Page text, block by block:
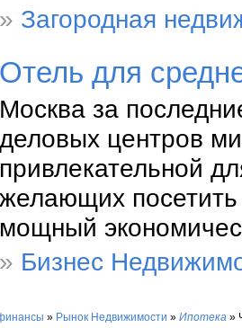
» Загородная
Отель для
Москва за
деловых центров
привлекательной
желающих посетить
мощный
» Бизнес
» Рынок Недвижимости » Ипотека »